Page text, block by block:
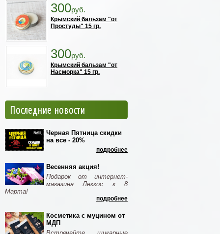
300руб.
Крымский бальзам "от
Простуды" 15 гр.
300руб.
Крымский бальзам "от
Насморка" 15 гр.
Последние новости
Черная Пятница скидки
на все - 20%
подробнее
Весенняя акция!
Подарок от интернет-
магазина Леккос к 8
Марта!
подробнее
Косметика с муцином от
МДП